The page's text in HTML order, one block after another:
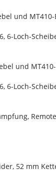
und
6-Loch-
und
6-Loch-
52 mm